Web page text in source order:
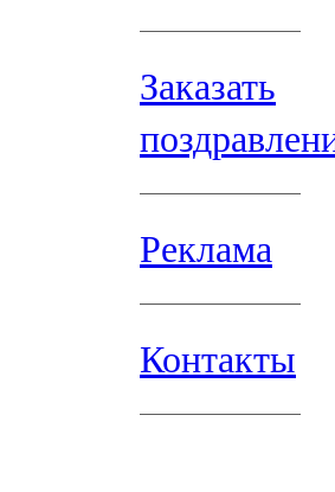
Заказать
Реклама
Контакты